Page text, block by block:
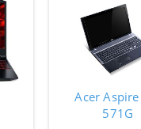
Acer
571G